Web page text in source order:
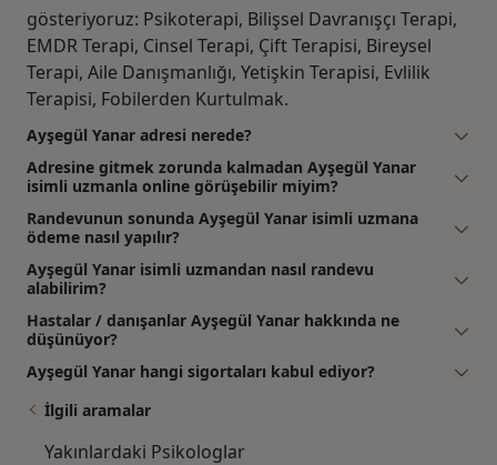
gösteriyoruz: Psikoterapi, Bilişsel Davranışçı Terapi,
EMDR Terapi, Cinsel Terapi, Çift Terapisi, Bireysel
Terapi, Aile Danışmanlığı, Yetişkin Terapisi, Evlilik
Terapisi, Fobilerden Kurtulmak.
Ayşegül Yanar adresi nerede?
Adresine gitmek zorunda kalmadan Ayşegül Yanar
isimli uzmanla online görüşebilir miyim?
Randevunun sonunda Ayşegül Yanar isimli uzmana
ödeme nasıl yapılır?
Ayşegül Yanar isimli uzmandan nasıl randevu
alabilirim?
Hastalar / danışanlar Ayşegül Yanar hakkında ne
düşünüyor?
Ayşegül Yanar hangi sigortaları kabul ediyor?
İlgili aramalar
Yakınlardaki Psikologlar